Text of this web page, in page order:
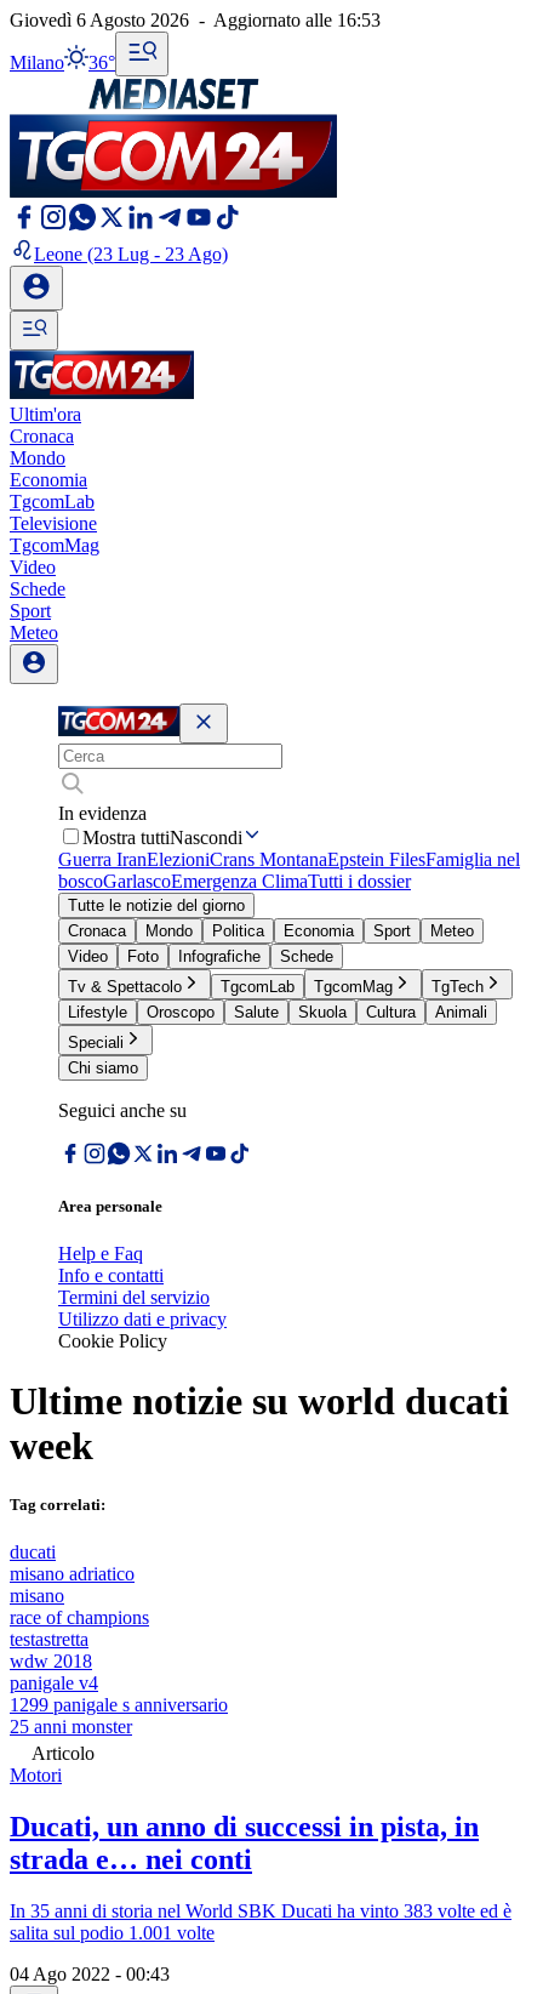
Giovedì 6 Agosto 2026 - Aggiornato alle 16:53
Milano 36°
Leone (23 Lug - 23 Ago)
Ultim'ora
Cronaca
Mondo
Economia
TgcomLab
Televisione
TgcomMag
Video
Schede
Sport
Meteo
In evidenza
Mostra tuttiNascondi
Guerra IranElezioniCrans MontanaEpstein FilesFamiglia nel
boscoGarlascoEmergenza ClimaTutti i dossier
Tutte le notizie del giorno
Cronaca
Mondo Politica Economia Sport
Meteo
Video
Foto Infografiche
Schede
Tv & Spettacolo
TgcomLab TgcomMag
TgTech
Lifestyle
Oroscopo Salute Skuola Cultura
Animali
Speciali
Chi siamo
Seguici anche su
Area personale
Help e Faq
Info e contatti
Termini del servizio
Utilizzo dati e privacy
Cookie Policy
Ultime notizie su world ducati
week
Tag correlati:
ducati
misano adriatico
misano
race of champions
testastretta
wdw 2018
panigale v4
1299 panigale s anniversario
25 anni monster
Articolo
Motori
Ducati, un anno di successi in pista, in
strada e… nei conti
In 35 anni di storia nel World SBK Ducati ha vinto 383 volte ed è
salita sul podio 1.001 volte
04 Ago 2022 - 00:43